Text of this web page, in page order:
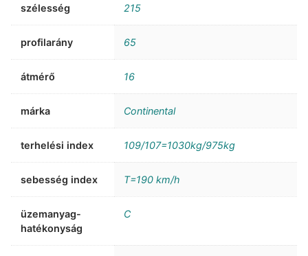
szélesség 215
profilarány 65
átmérő 16
márka Continental
terhelési index 109/107=1030kg/975kg
sebesség index T=190 km/h
üzemanyag-
hatékonyság
C